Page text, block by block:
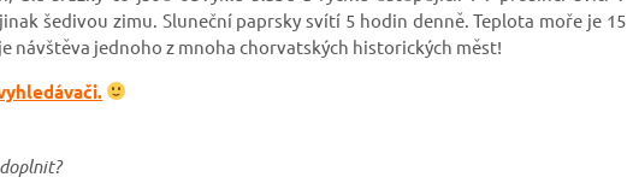
šedivou zimu. Sluneční paprsky svítí 5 hodin denně. Teplota moře je 15
návštěva jednoho z mnoha chorvatských historických měst!